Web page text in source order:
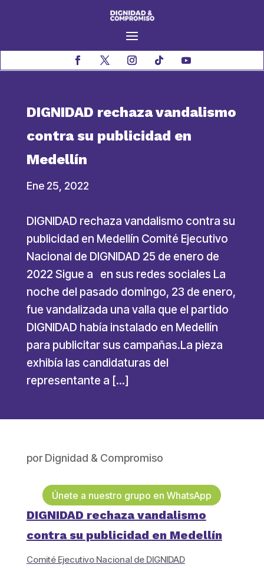
DIGNIDAD rechaza vandalismo
contra su publicidad en
Medellín
Ene 25, 2022
DIGNIDAD rechaza vandalismo contra su
publicidad en Medellín Comité Ejecutivo
Nacional de DIGNIDAD 25 de enero de
2022 Sigue a en sus redes sociales La
noche del pasado domingo, 23 de enero,
fue vandalizada una valla que el partido
DIGNIDAD había instalado en Medellín
para publicitar sus campañas.La pieza
exhibía las candidaturas del
representante a […]
porDignidad & Compromiso
Únete a nuestro grupo en WhatsApp
DIGNIDAD rechaza vandalismo
contra su publicidad en Medellín
Comité Ejecutivo Nacional de DIGNIDAD